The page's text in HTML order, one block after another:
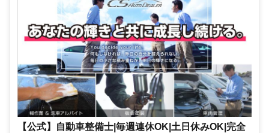
【公式】自動車整備士|毎週連休OK|土日休みOK|完全